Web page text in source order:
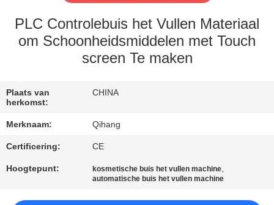
KWALITEITSCONTROLE
CONTACTEER
GEVALLEN
PLC Controlebuis het Vullen Materiaal
om Schoonheidsmiddelen met Touch
screen Te maken
Plaats van
herkomst:
CHINA
Merknaam: Qihang
Certificering: CE
Hoogtepunt: kosmetische buis het vullen machine,
automatische buis het vullen machine